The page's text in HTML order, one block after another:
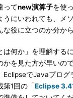
ってnew演算子を使
うにいわれても、メ
役に立つのか分か
何か」を理解する
かを見た方が早いの
EclipseでJavaプログ
第1回の「Eclipse 3.4